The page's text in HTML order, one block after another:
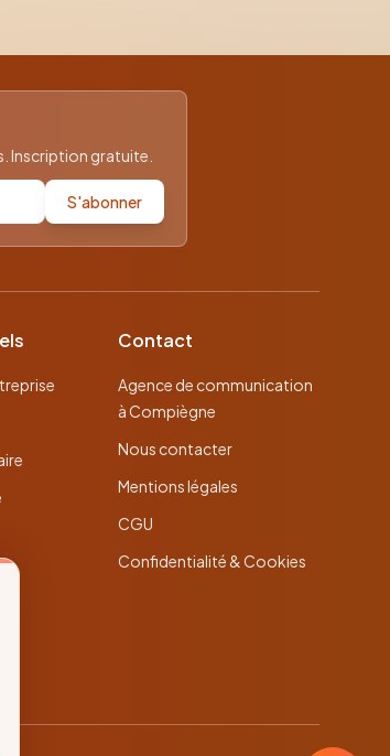
Inscription gratuite.
S'abonner
Contact
Agence de communication
à Compiègne
Nous contacter
Mentions légales
CGU
Confidentialité & Cookies